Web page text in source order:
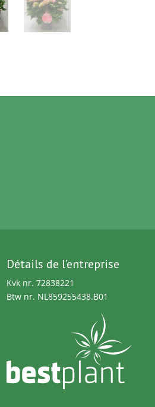
Détails de l’entreprise
Kvk nr. 72838221
Btw nr. NL859255438.B01